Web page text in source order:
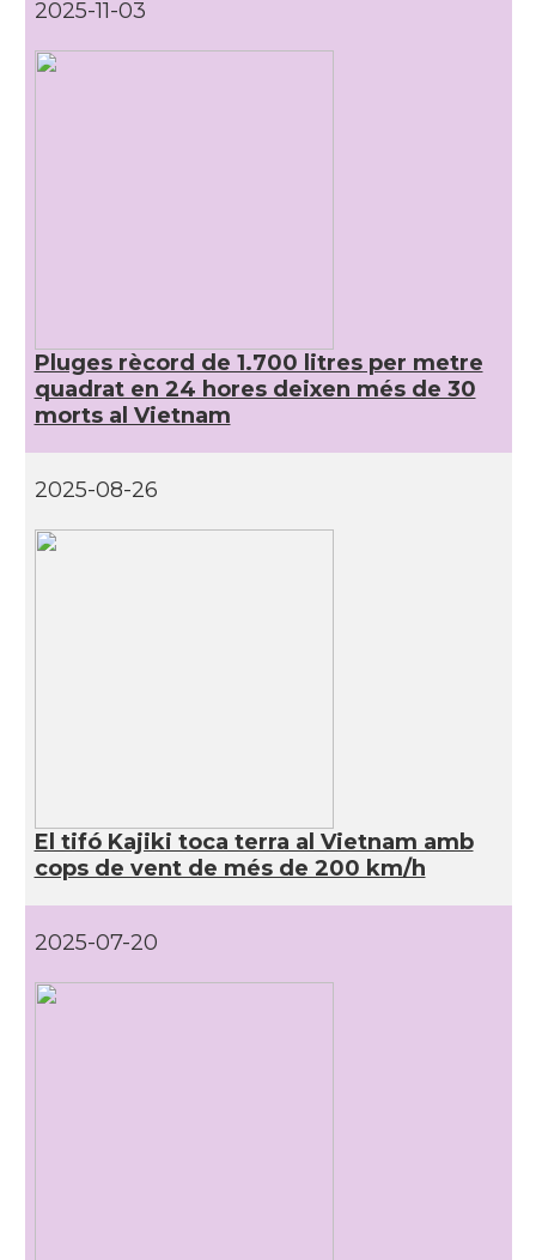
2025-11-03
Pluges rècord de 1.700 litres per metre
quadrat en 24 hores deixen més de 30
morts al Vietnam
2025-08-26
El tifó Kajiki toca terra al Vietnam amb
cops de vent de més de 200 km/h
2025-07-20